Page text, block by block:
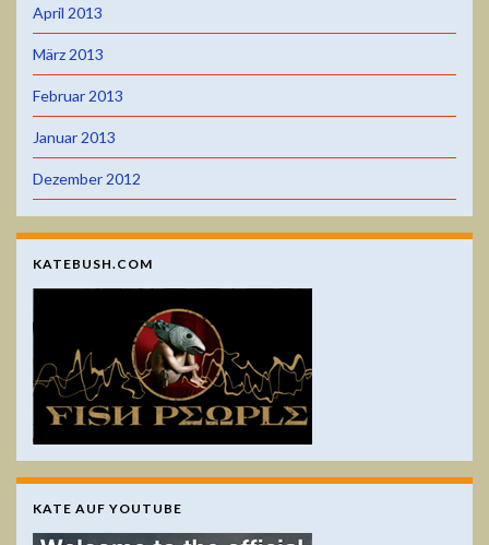
April 2013
März 2013
Februar 2013
Januar 2013
Dezember 2012
KATEBUSH.COM
KATE AUF YOUTUBE